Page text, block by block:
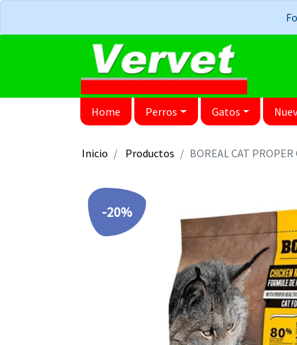
Home Perros Gatos
Inicio Productos BOREAL CAT
-20%